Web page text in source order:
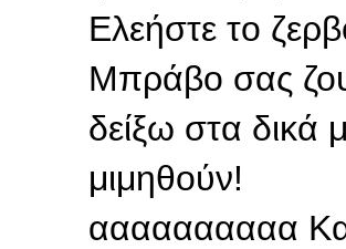
Ελεήστε το
Μπράβο σας
δείξω στα δικά
μιμηθούν!
αααααααααα